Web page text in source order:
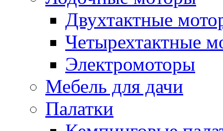
Двухтактные
Четырехтактные
Электромоторы
Мебель для дачи
Палатки